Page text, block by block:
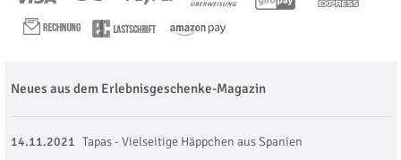
Neues aus dem Erlebnisgeschenke-Magazin
14.11.2021 Tapas - Vielseitige Häppchen aus Spanien